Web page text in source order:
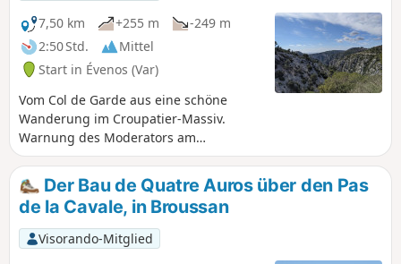
7,50 km
+255 m
-249 m
2:50 Std.
Mittel
Start in Évenos (Var)
Vom Col de Garde aus eine schöne
Wanderung im Croupatier-Massiv.
Warnung des Moderators am
03.10.2020: Achtung! Die Bewertungen
zu dieser Wanderung legen nahe, dass
die Verwendung eines GPS-Geräts oder
der Visorando-App hilfreich sein kann.
Der Bau de Quatre Auros über den Pas
de la Cavale, in Broussan
Visorando-Mitglied